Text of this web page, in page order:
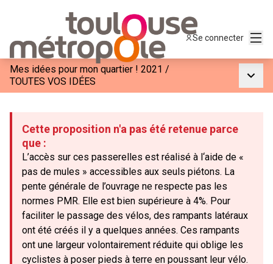
Se connecter
Mes idées pour mon quartier ! 2021 /
TOUTES VOS IDÉES
Cette proposition n'a pas été retenue parce
que :
L’accès sur ces passerelles est réalisé à l‘aide de «
pas de mules » accessibles aux seuls piétons. La
pente générale de l’ouvrage ne respecte pas les
normes PMR. Elle est bien supérieure à 4%. Pour
faciliter le passage des vélos, des rampants latéraux
ont été créés il y a quelques années. Ces rampants
ont une largeur volontairement réduite qui oblige les
cyclistes à poser pieds à terre en poussant leur vélo.